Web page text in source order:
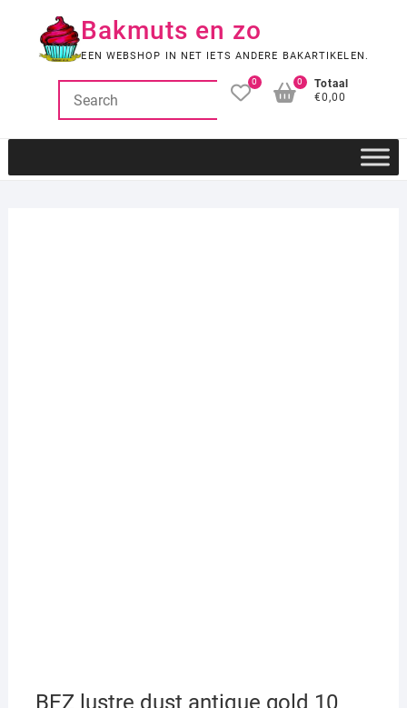
Bakmuts en zo
EEN WEBSHOP IN NET IETS ANDERE BAKARTIKELEN.
0
Totaal
€0,00
0
BEZ lustre dust antique gold 10